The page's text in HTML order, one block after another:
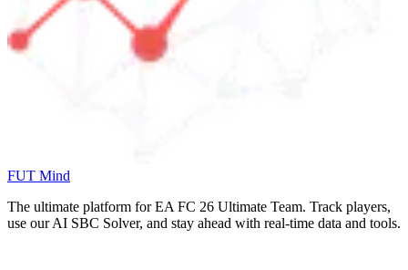
FUT Mind
The ultimate platform for EA FC 26 Ultimate Team. Track players,
use our AI SBC Solver, and stay ahead with real-time data and tools.